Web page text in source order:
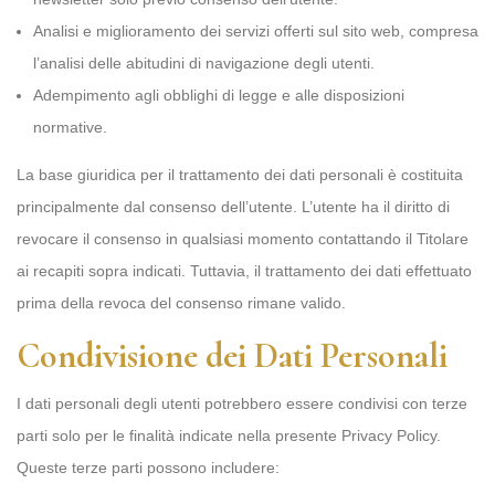
Analisi e miglioramento dei servizi offerti sul sito web, compresa
l’analisi delle abitudini di navigazione degli utenti.
Adempimento agli obblighi di legge e alle disposizioni
normative.
La base giuridica per il trattamento dei dati personali è costituita
principalmente dal consenso dell’utente. L’utente ha il diritto di
revocare il consenso in qualsiasi momento contattando il Titolare
ai recapiti sopra indicati. Tuttavia, il trattamento dei dati effettuato
prima della revoca del consenso rimane valido.
Condivisione dei Dati Personali
I dati personali degli utenti potrebbero essere condivisi con terze
parti solo per le finalità indicate nella presente Privacy Policy.
Queste terze parti possono includere: